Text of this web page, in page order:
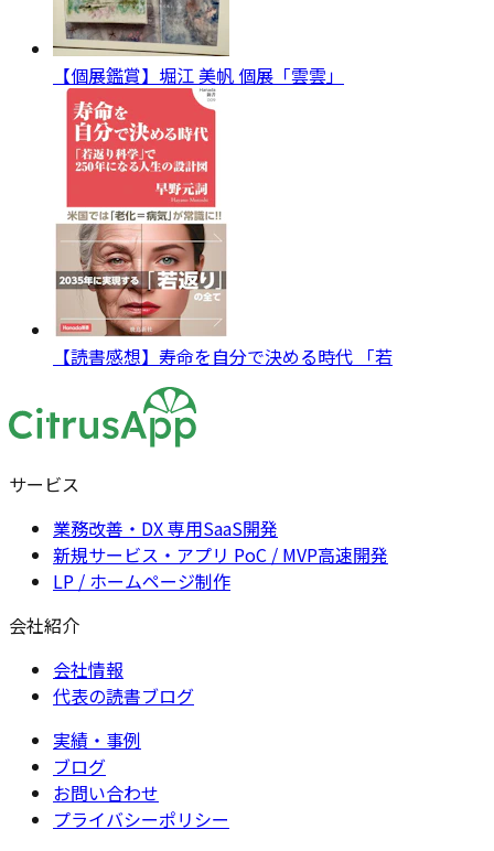
【個展鑑賞】堀江 美帆 個展「雲雲」
【読書感想】寿命を自分で決める時代 「若
サービス
業務改善・DX 専用SaaS開発
新規サービス・アプリ PoC / MVP高速開発
LP / ホームページ制作
会社紹介
会社情報
代表の読書ブログ
実績・事例
ブログ
お問い合わせ
プライバシーポリシー